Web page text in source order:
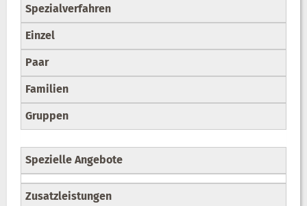
Spezialverfahren
Einzel
Paar
Familien
Gruppen
Spezielle Angebote
Zusatzleistungen